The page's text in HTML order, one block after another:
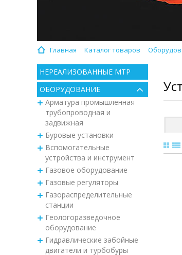
Главная Каталог товаров
НЕРЕАЛИЗОВАННЫЕ МТР
ОБОРУДОВАНИЕ
Арматура промышленная
трубопроводная и
задвижная
Буровые установки
Вспомогательные
устройства и инструмент
Газовое оборудование
Газовые регуляторы
Газораспределительные
станции
Геологоразведочное
оборудование
Гидравлические забойные
двигатели и турбобуры